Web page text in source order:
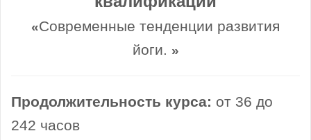
«Современные тенденции развития
йоги. »
Продолжительность курса: от 36 до
242 часов